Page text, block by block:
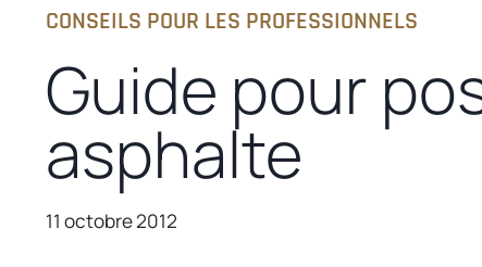
CONSEILS POUR LES PROFESSIONNELS
Guide pour
asphalte
11 octobre 2012